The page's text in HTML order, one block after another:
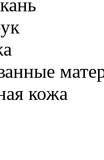
кожа